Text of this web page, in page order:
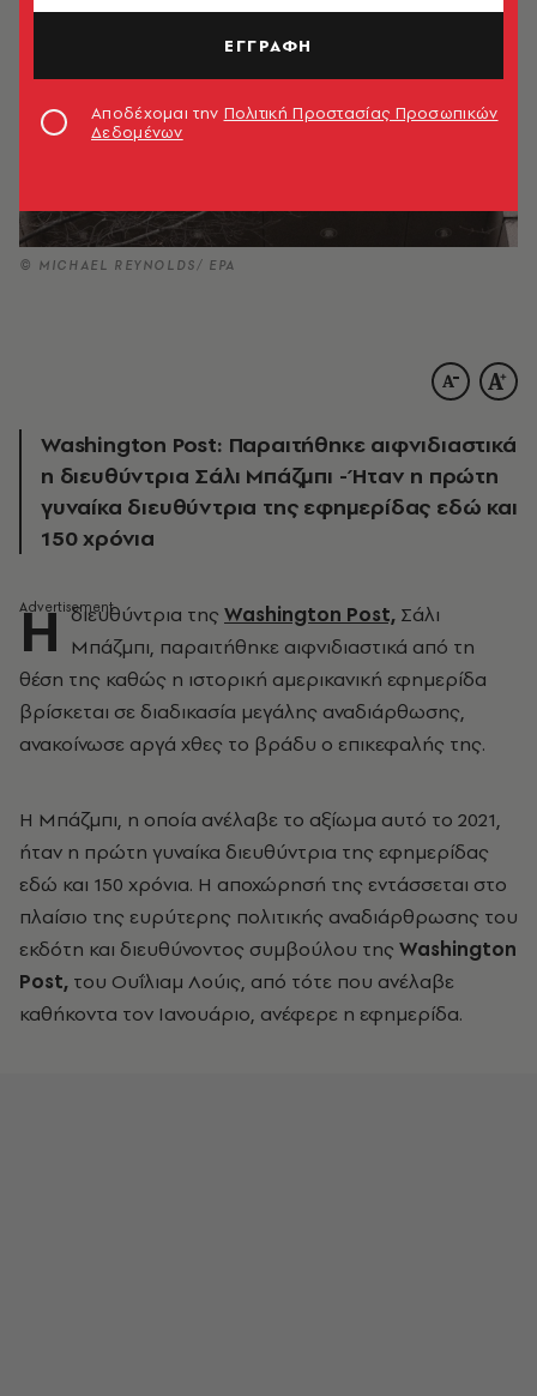
© MICHAEL REYNOLDS/ EPA
Washington Post: Παραιτήθηκε αιφνιδιαστικά
η διευθύντρια Σάλι Μπάζμπι - Ήταν η πρώτη
γυναίκα διευθύντρια της εφημερίδας εδώ και
150 χρόνια
Η διευθύντρια της Washington Post, Σάλι
Μπάζμπι, παραιτήθηκε αιφνιδιαστικά από τη
θέση της καθώς η ιστορική αμερικανική εφημερίδα
βρίσκεται σε διαδικασία μεγάλης αναδιάρθωσης,
ανακοίνωσε αργά χθες το βράδυ ο επικεφαλής της.
Η Μπάζμπι, η οποία ανέλαβε το αξίωμα αυτό το 2021,
ήταν η πρώτη γυναίκα διευθύντρια της εφημερίδας
εδώ και 150 χρόνια. Η αποχώρησή της εντάσσεται στο
πλαίσιο της ευρύτερης πολιτικής αναδιάρθρωσης του
εκδότη και διευθύνοντος συμβούλου της Washington
Post, του Ουΐλιαμ Λούις, από τότε που ανέλαβε
καθήκοντα τον Ιανουάριο, ανέφερε η εφημερίδα.
ΕΓΓΡΑΦΗ
Αποδέχομαι την Πολιτική Προστασίας Προσωπικών
Δεδομένων